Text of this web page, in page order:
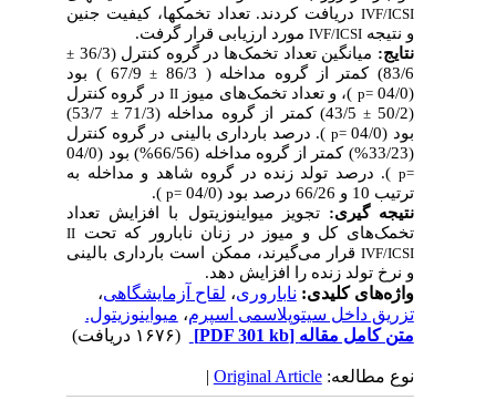
IVF/ICSIدریافت کردند. تعداد تخمک­ها، کیفیت جنین
و نتیجهIVF/ICSI مورد ارزیابی قرار گرفت.
نتایج:میانگین تعداد تخمک‌ها در گروه کنترل (36/3 ±
83/6) کمتر از گروه مداخله ( 86/3 ±
67/9 ) بود
=
p )، و تعداد تخمک‌های میوزII در گروه کنترل
± 43/5) کمتر از گروه مداخله (71/3 ±
53/7)
بود (04/0
=
p ). درصد بارداری بالینی در گروه کنترل
p ). درصد تولد زنده در گروه شاهد و مداخله به
ترتیب 10 و 66/26 درصد بود (04/0
=
p
).
نتیجه ­گیری: تجویز میواینوزیتول با افزایش تعداد
تخمک‌های کل و میوز
II در زنان نابارور که تحت
IVF/ICSIقرار می‌گیرند، ممکن است بارداری بالینی
و نرخ تولد زنده را افزایش دهد.
واژه‌های کلیدی:ناباروری،لقاح آزمایشگاهی،
تزریق داخل سیتوپلاسمی اسپرم ،میواینوزیتول.
متن کامل مقاله[PDF 301 kb]
نوع مطالعه:Original Article
|